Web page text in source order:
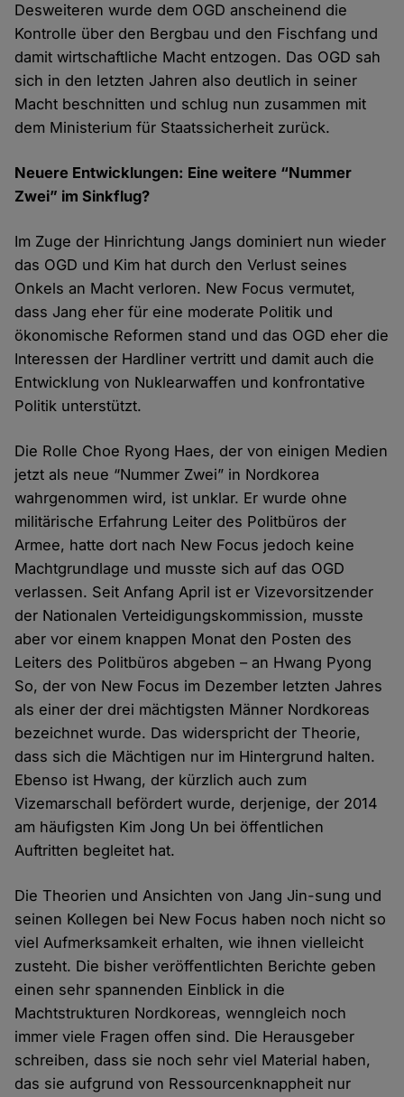
Desweiteren wurde dem OGD anscheinend die
Kontrolle über den Bergbau und den Fischfang und
damit wirtschaftliche Macht entzogen. Das OGD sah
sich in den letzten Jahren also deutlich in seiner
Macht beschnitten und schlug nun zusammen mit
dem Ministerium für Staatssicherheit zurück.
Neuere Entwicklungen: Eine weitere “Nummer
Zwei” im Sinkflug?
Im Zuge der Hinrichtung Jangs dominiert nun wieder
das OGD und Kim hat durch den Verlust seines
Onkels an Macht verloren. New Focus vermutet,
dass Jang eher für eine moderate Politik und
ökonomische Reformen stand und das OGD eher die
Interessen der Hardliner vertritt und damit auch die
Entwicklung von Nuklearwaffen und konfrontative
Politik unterstützt.
Die Rolle Choe Ryong Haes, der von einigen Medien
jetzt als neue “Nummer Zwei” in Nordkorea
wahrgenommen wird, ist unklar. Er wurde ohne
militärische Erfahrung Leiter des Politbüros der
Armee, hatte dort nach New Focus jedoch keine
Machtgrundlage und musste sich auf das OGD
verlassen. Seit Anfang April ist er Vizevorsitzender
der Nationalen Verteidigungskommission, musste
aber vor einem knappen Monat den Posten des
Leiters des Politbüros abgeben – an Hwang Pyong
So, der von New Focus im Dezember letzten Jahres
als einer der drei mächtigsten Männer Nordkoreas
bezeichnet wurde. Das widerspricht der Theorie,
dass sich die Mächtigen nur im Hintergrund halten.
Ebenso ist Hwang, der kürzlich auch zum
Vizemarschall befördert wurde, derjenige, der 2014
am häufigsten Kim Jong Un bei öffentlichen
Auftritten begleitet hat.
Die Theorien und Ansichten von Jang Jin-sung und
seinen Kollegen bei New Focus haben noch nicht so
viel Aufmerksamkeit erhalten, wie ihnen vielleicht
zusteht. Die bisher veröffentlichten Berichte geben
einen sehr spannenden Einblick in die
Machtstrukturen Nordkoreas, wenngleich noch
immer viele Fragen offen sind. Die Herausgeber
schreiben, dass sie noch sehr viel Material haben,
das sie aufgrund von Ressourcenknappheit nur